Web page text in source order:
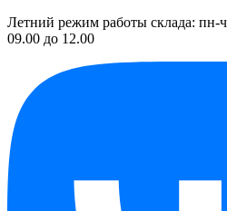
Летний режим работы склада: пн-
09.00 до 12.00